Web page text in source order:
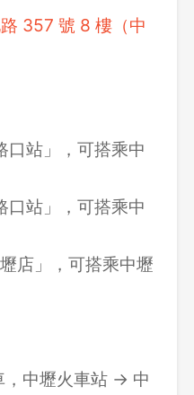
357 號 8 樓（中
口站」，可搭乘中
口站」，可搭乘中
店」，可搭乘中壢
中壢火車站 → 中